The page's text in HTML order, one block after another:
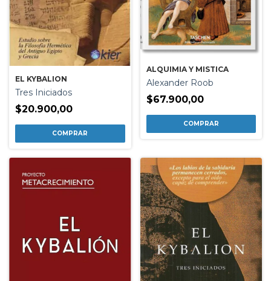
EL KYBALION
Tres Iniciados
$20.900,00
ALQUIMIA Y MISTICA
Alexander Roob
$67.900,00